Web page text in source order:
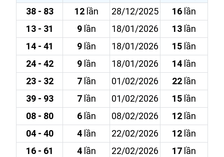
38 - 83
12lần 28/12/2025 16 lần
13 - 31
9lần 18/01/2026 13 lần
14 - 41
9lần 18/01/2026 15 lần
24 - 42
9lần 18/01/2026 14 lần
23 - 32
7lần 01/02/2026 22 lần
39 - 93
7lần 01/02/2026 15 lần
08 - 80
6lần 08/02/2026 12 lần
04 - 40
4lần 22/02/2026 12 lần
16 - 61
4lần 22/02/2026 17 lần